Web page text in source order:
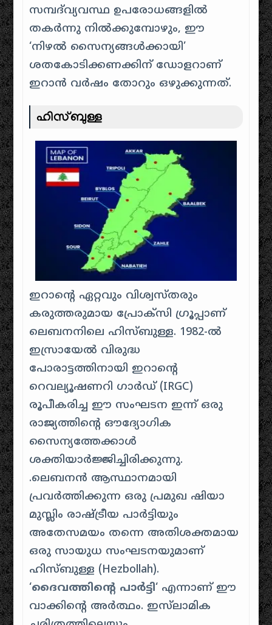
സമ്പദ്‌വ്യവസ്ഥ ഉപരോധങ്ങളിൽ
തകർന്നു നിൽക്കുമ്പോഴും, ഈ
‘നിഴൽ സൈന്യങ്ങൾക്കായി’
ശതകോടിക്കണക്കിന് ഡോളറാണ്
ഇറാൻ വർഷം തോറും ഒഴുക്കുന്നത്.
ഹിസ്ബുള്ള
ഇറാന്റെ ഏറ്റവും വിശ്വസ്തരും
കരുത്തരുമായ പ്രോക്സി ഗ്രൂപ്പാണ്
ലെബനനിലെ ഹിസ്ബുള്ള. 1982-ൽ
ഇസ്രായേൽ വിരുദ്ധ
പോരാട്ടത്തിനായി ഇറാന്റെ
റെവല്യൂഷണറി ഗാർഡ് (IRGC)
രൂപീകരിച്ച ഈ സംഘടന ഇന്ന് ഒരു
രാജ്യത്തിന്റെ ഔദ്യോഗിക
സൈന്യത്തേക്കാൾ
ശക്തിയാർജ്ജിച്ചിരിക്കുന്നു.
.ലെബനൻ ആസ്ഥാനമായി
പ്രവർത്തിക്കുന്ന ഒരു പ്രമുഖ ഷിയാ
മുസ്ലിം രാഷ്ട്രീയ പാർട്ടിയും
അതേസമയം തന്നെ അതിശക്തമായ
ഒരു സായുധ സംഘടനയുമാണ്
ഹിസ്ബുള്ള (Hezbollah).
‘ദൈവത്തിന്റെ പാർട്ടി‘ എന്നാണ് ഈ
വാക്കിന്റെ അർത്ഥം. ഇസ്‌ലാമിക